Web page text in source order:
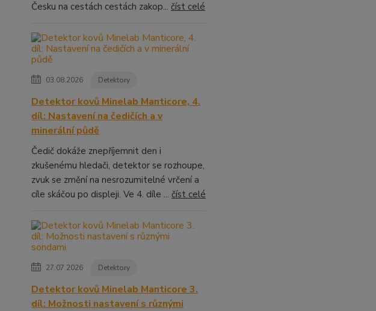
Česku na cestách cestách zakop... číst celé
03.08.2026 Detektory
Detektor kovů Minelab Manticore, 4.
díl: Nastavení na čedičích a v
minerální půdě
Čedič dokáže znepříjemnit den i
zkušenému hledači, detektor se rozhoupe,
zvuk se změní na nesrozumitelné vrčení a
cíle skáčou po displeji. Ve 4. díle ... číst celé
27.07.2026 Detektory
Detektor kovů Minelab Manticore 3.
díl: Možnosti nastavení s různými